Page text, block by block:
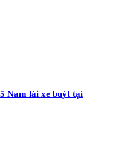
Nam lái xe buýt tại